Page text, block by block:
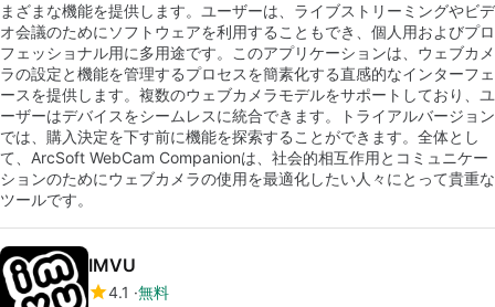
まざまな機能を提供します。ユーザーは、ライブストリーミングやビデ
オ会議のためにソフトウェアを利用することもでき、個人用およびプロ
フェッショナル用に多用途です。このアプリケーションは、ウェブカメ
ラの設定と機能を管理するプロセスを簡素化する直感的なインターフェ
ースを提供します。複数のウェブカメラモデルをサポートしており、ユ
ーザーはデバイスをシームレスに統合できます。トライアルバージョン
では、購入決定を下す前に機能を探索することができます。全体とし
て、ArcSoft WebCam Companionは、社会的相互作用とコミュニケー
ションのためにウェブカメラの使用を最適化したい人々にとって貴重な
ツールです。
IMVU
4.1 無料